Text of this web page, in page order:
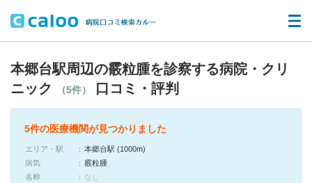
本郷台駅周辺の霰粒腫を診察する病院・クリ
ニック
（5件） 口コミ・評判
5件の医療機関が見つかりました
エリア・駅
本郷台駅 (1000m)
病気
霰粒腫
名称
なし